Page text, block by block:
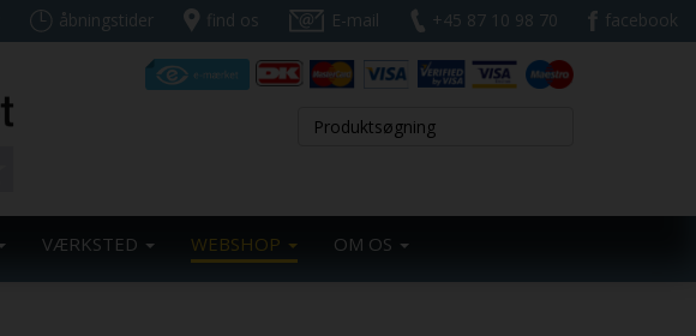
åbningstider find os E-mail +45 87 10 98 70 facebook
VÆRKSTED WEBSHOP OM OS